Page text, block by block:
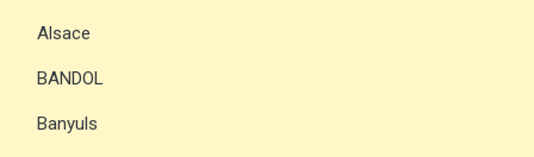
Alsace
BANDOL
Banyuls